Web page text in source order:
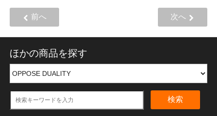
前へ 次へ
ほかの商品を探す
検索